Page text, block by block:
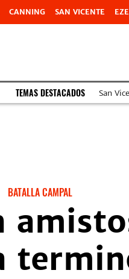
CANNING SAN VICENTE
TEMAS DESTACADOS San
BATALLA CAMPAL